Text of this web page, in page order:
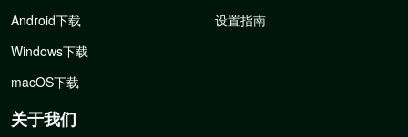
Android下载
Windows下载
macOS下载
设置指南
关于我们